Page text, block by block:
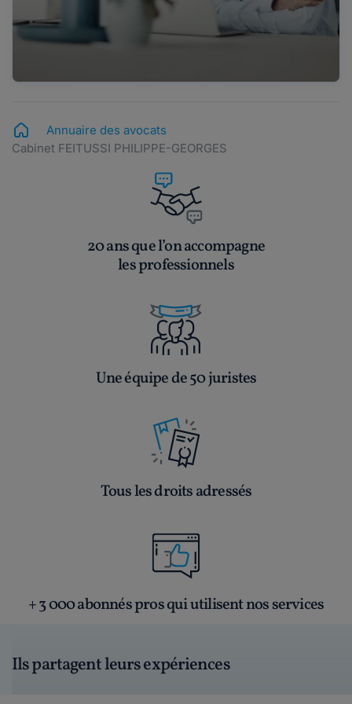
Annuaire des avocats
Cabinet FEITUSSI PHILIPPE-GEORGES
20 ans que l’on accompagne
les professionnels
Une équipe de 50 juristes
Tous les droits adressés
+ 3 000 abonnés pros qui utilisent nos services
Ils partagent leurs expériences